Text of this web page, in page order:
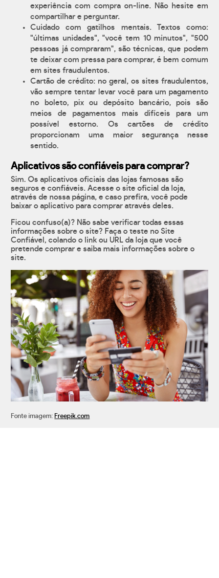
experiência com compra on-line. Não hesite em
compartilhar e perguntar.
Cuidado com gatilhos mentais. Textos como:
"últimas unidades", "você tem 10 minutos", "500
pessoas já compraram", são técnicas, que podem
te deixar com pressa para comprar, é bem comum
em sites fraudulentos.
Cartão de crédito: no geral, os sites fraudulentos,
vão sempre tentar levar você para um pagamento
no boleto, pix ou depósito bancário, pois são
meios de pagamentos mais difíceis para um
possível estorno. Os cartões de crédito
proporcionam uma maior segurança nesse
sentido.
Aplicativos são confiáveis para comprar?
Sim. Os aplicativos oficiais das lojas famosas são
seguros e confiáveis. Acesse o site oficial da loja,
através de nossa página, e caso prefira, você pode
baixar o aplicativo para comprar através deles.
Ficou confuso(a)? Não sabe verificar todas essas
informações sobre o site? Faça o teste no Site
Confiável, colando o link ou URL da loja que você
pretende comprar e saiba mais informações sobre o
site.
Fonte imagem: Freepik.com